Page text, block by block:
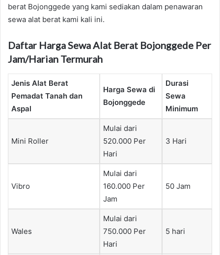
berat Bojonggede yang kami sediakan dalam penawaran
sewa alat berat kami kali ini.
Daftar Harga Sewa Alat Berat Bojonggede Per
Jam/Harian Termurah
Jenis Alat Berat
Pemadat Tanah dan
Aspal
Harga Sewa di
Bojonggede
Durasi
Sewa
Minimum
Mini Roller
Mulai dari
520.000 Per
Hari
3 Hari
Vibro
Mulai dari
160.000 Per
Jam
50 Jam
Wales
Mulai dari
750.000 Per
Hari
5 hari